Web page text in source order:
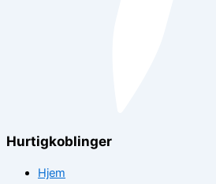
Hurtigkoblinger
Hjem